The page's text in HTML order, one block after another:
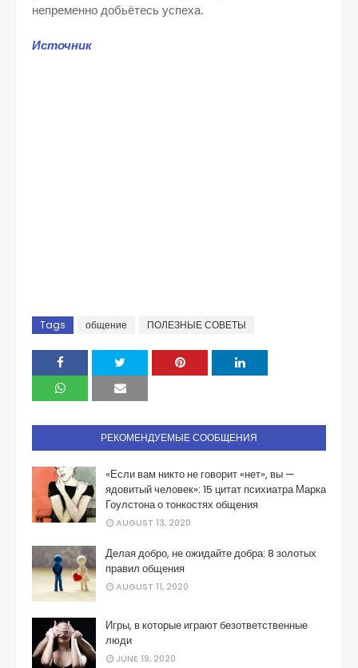
непременно добьётесь успеха.
Источник
Tags общение ПОЛЕЗНЫЕ СОВЕТЫ
РЕКОМЕНДУЕМЫЕ СООБЩЕНИЯ
«Если вам никто не говорит «нет», вы —
ядовитый человек»: 15 цитат психиатра Марка
Гоулстона о тонкостях общения
AUGUST 13, 2020
Делая добро, не ожидайте добра: 8 золотых
правил общения
AUGUST 11, 2020
Игры, в которые играют безответственные
люди
JUNE 19, 2020